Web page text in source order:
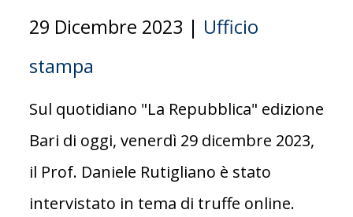
29 Dicembre 2023 | Ufficio
stampa
Sul quotidiano "La Repubblica" edizione
Bari di oggi, venerdì 29 dicembre 2023,
il Prof. Daniele Rutigliano è stato
intervistato in tema di truffe online.